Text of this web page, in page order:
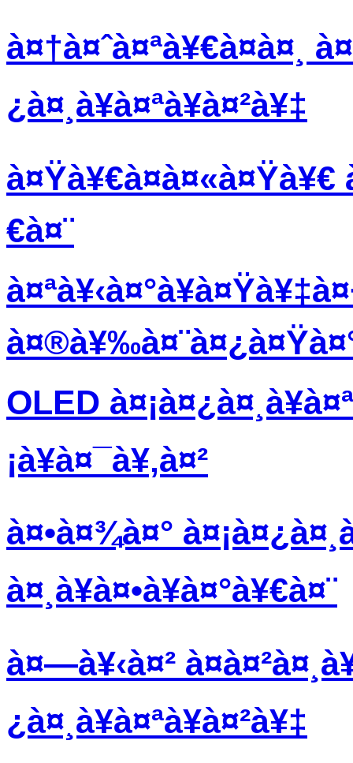
à¤†à¤ˆà¤ªà¥€à¤à¤¸
¿à¤¸à¥à¤ªà¥à¤²à¥‡
à¤Ÿà¥€à¤à¤«à¤Ÿà¥€
€à¤¨
OLED
¡à¥à¤¯à¥‚à¤²
à¤•à¤¾à¤°
à¤¸à¥à¤•à¥à¤°à¥€à¤¨
à¤—à¥‹à¤²
¿à¤¸à¥à¤ªà¥à¤²à¥‡